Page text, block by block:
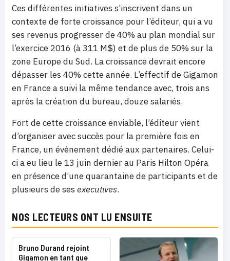
Ces différentes initiatives s’inscrivent dans un
contexte de forte croissance pour l’éditeur, qui a vu
ses revenus progresser de 40% au plan mondial sur
l’exercice 2016 (à 311 M$) et de plus de 50% sur la
zone Europe du Sud. La croissance devrait encore
dépasser les 40% cette année. L’effectif de Gigamon
en France a suivi la même tendance avec, trois ans
après la création du bureau, douze salariés.
Fort de cette croissance enviable, l’éditeur vient
d’organiser avec succès pour la première fois en
France, un événement dédié aux partenaires. Celui-
ci a eu lieu le 13 juin dernier au Paris Hilton Opéra
en présence d’une quarantaine de participants et de
plusieurs de ses executives.
NOS LECTEURS ONT LU ENSUITE
Bruno Durand rejoint
Gigamon en tant que